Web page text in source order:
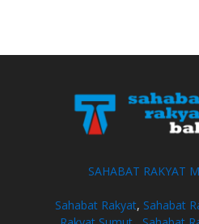
SAHABAT RAKYAT
Sahabat Rakyat, Sahabat